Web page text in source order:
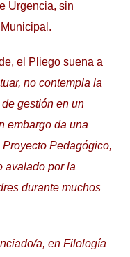
Urgencia, sin
el Pliego suena a
no contempla la
gestión en un
embargo da una
Pedagógico,
avalado por la
durante muchos
a, en Filología